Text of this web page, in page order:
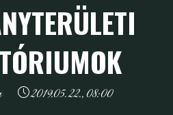
2019.05.22., 08:00